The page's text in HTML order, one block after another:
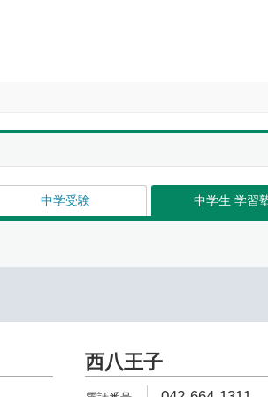
中学受験 中学生 学習
西八王子